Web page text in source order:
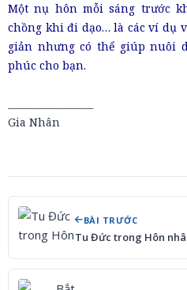
Một nụ hôn mỗi sáng trước
chồng khi đi dạo… là các ví dụ
giản nhưng có thể giúp nuôi
phúc cho bạn.
Gia Nhân
BÀI TRƯỚC
Tu Đức trong Hôn